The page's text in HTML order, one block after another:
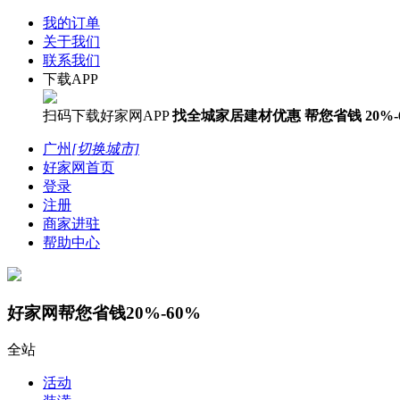
我的订单
关于我们
联系我们
下载APP
扫码下载好家网APP 找全城家居建材优惠 帮您省钱
广州 [切换城市]
好家网首页
登录
注册
商家进驻
帮助中心
好家网帮您省钱20%-60%
全站
活动